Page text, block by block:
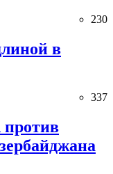
230
в
337